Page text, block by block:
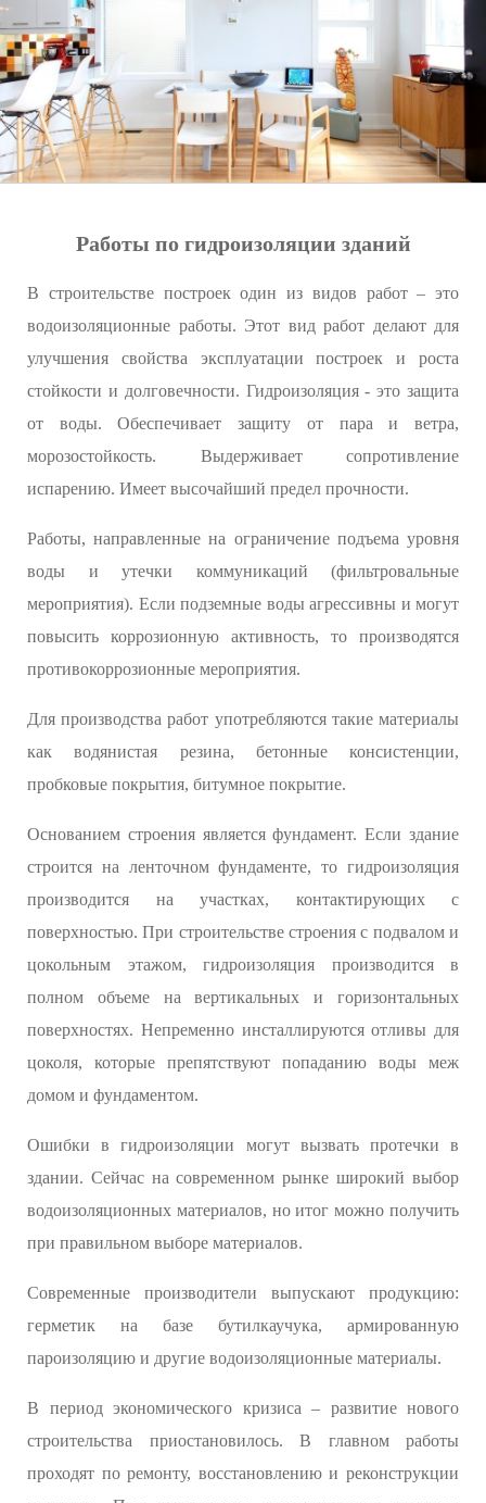
Работы по гидроизоляции зданий
В строительстве построек один из видов работ – это
водоизоляционные работы. Этот вид работ делают для
улучшения свойства эксплуатации построек и роста
стойкости и долговечности. Гидроизоляция - это защита
от воды. Обеспечивает защиту от пара и ветра,
морозостойкость. Выдерживает сопротивление
испарению. Имеет высочайший предел прочности.
Работы, направленные на ограничение подъема уровня
воды и утечки коммуникаций (фильтровальные
мероприятия). Если подземные воды агрессивны и могут
повысить коррозионную активность, то производятся
противокоррозионные мероприятия.
Для производства работ употребляются такие материалы
как водянистая резина, бетонные консистенции,
пробковые покрытия, битумное покрытие.
Основанием строения является фундамент. Если здание
строится на ленточном фундаменте, то гидроизоляция
производится на участках, контактирующих с
поверхностью. При строительстве строения с подвалом и
цокольным этажом, гидроизоляция производится в
полном объеме на вертикальных и горизонтальных
поверхностях. Непременно инсталлируются отливы для
цоколя, которые препятствуют попаданию воды меж
домом и фундаментом.
Ошибки в гидроизоляции могут вызвать протечки в
здании. Сейчас на современном рынке широкий выбор
водоизоляционных материалов, но итог можно получить
при правильном выборе материалов.
Современные производители выпускают продукцию:
герметик на базе бутилкаучука, армированную
пароизоляцию и другие водоизоляционные материалы.
В период экономического кризиса – развитие нового
строительства приостановилось. В главном работы
проходят по ремонту, восстановлению и реконструкции